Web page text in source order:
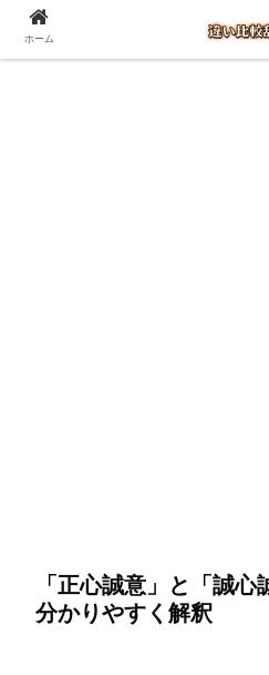
「正心誠意」と「誠心
分かりやすく解釈
ホーム